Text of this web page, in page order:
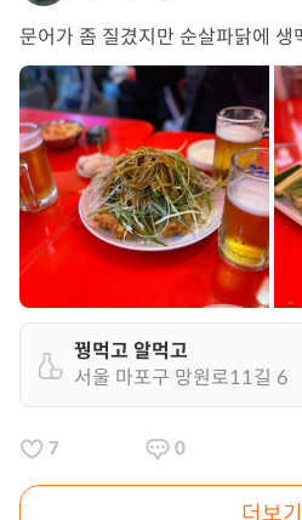
문어가 좀 질겼지만 순살파닭에 생
꿩먹고 알먹고
서울 마포구 망원로11길 6
7 0
더보기